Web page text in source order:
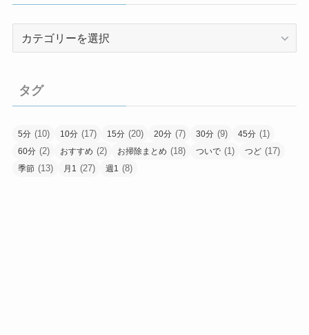
の
類
タグ
5分 (10) 10分 (17) 15分 (20) 20分 (7) 30分 (9) 45分 (1)
60分 (2) おすすめ (2) お掃除まとめ (18) ついで (1) つど (17)
季節 (13) 月1 (27) 週1 (8)